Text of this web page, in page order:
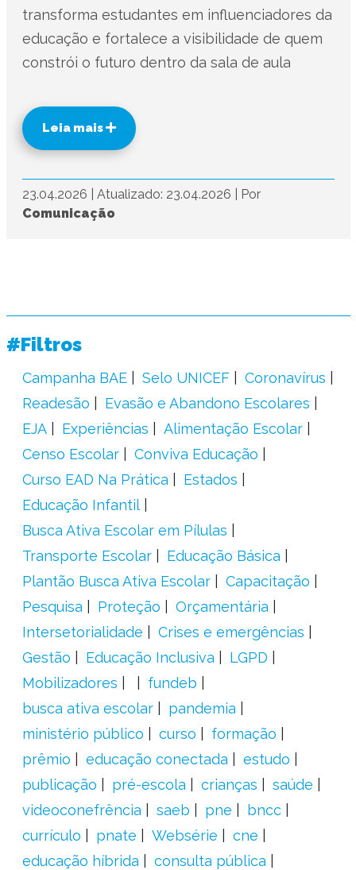
transforma estudantes em influenciadores da
educação e fortalece a visibilidade de quem
constrói o futuro dentro da sala de aula
Leia mais
23.04.2026 Atualizado: 23.04.2026
Por
Comunicação
#Filtros
Campanha BAE Selo UNICEF
Coronavírus
Readesão
Evasão e Abandono Escolares
EJA
Experiências
Alimentação Escolar
Censo Escolar
Conviva Educação
Curso EAD Na Prática
Estados
Educação Infantil
Busca Ativa Escolar em Pílulas
Transporte Escolar
Educação Básica
Plantão Busca Ativa Escolar
Capacitação
Pesquisa
Proteção
Orçamentária
Intersetorialidade
Crises e emergências
Gestão
Educação Inclusiva
LGPD
Mobilizadores
fundeb
busca ativa escolar
pandemia
ministério público
curso
formação
prêmio
educação conectada
estudo
publicação
pré-escola crianças
saúde
videoconefrência
saeb pne
bncc
currículo
pnate Websérie
cne
educação híbrida
consulta pública